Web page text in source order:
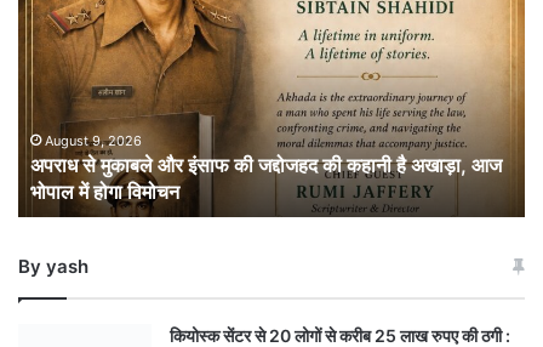
मुकाबले
की
कहानी
अखाड़ा,
भोपाल
August 9, 2026
अपराध से मुकाबले और इंसाफ की जद्दोजहद की कहानी है अखाड़ा, आज
भोपाल में होगा विमोचन
By yash
कियोस्क सेंटर से 20 लोगों से करीब 25 लाख रुपए की ठगी :